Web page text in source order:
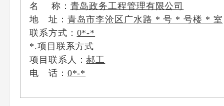
名 称： 青岛政务工程管理有限公司
地 址： 青岛市李沧区广水路 * 号 * 号楼 * 室
联系方式： 0*-*
*.项目联系方式
项目联系人：郝工
电 话： 0*-*